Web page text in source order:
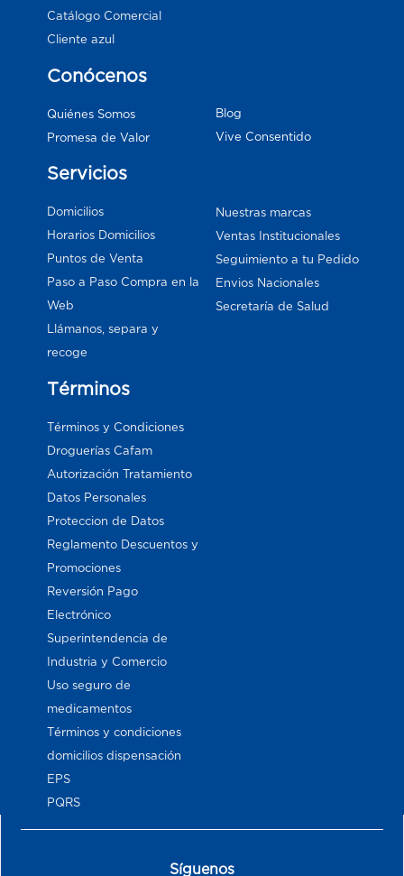
Catálogo Comercial
Cliente azul
Conócenos
Quiénes Somos
Promesa de Valor
Blog
Vive Consentido
Servicios
Domicilios
Horarios Domicilios
Puntos de Venta
Paso a Paso Compra en la
Web
Llámanos, separa y
recoge
Nuestras marcas
Ventas Institucionales
Seguimiento a tu Pedido
Envios Nacionales
Secretaría de Salud
Términos
Términos y Condiciones
Droguerías Cafam
Autorización Tratamiento
Datos Personales
Proteccion de Datos
Reglamento Descuentos y
Promociones
Reversión Pago
Electrónico
Superintendencia de
Industria y Comercio
Uso seguro de
medicamentos
Términos y condiciones
domicilios dispensación
EPS
PQRS
Síguenos